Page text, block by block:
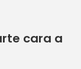
cara a